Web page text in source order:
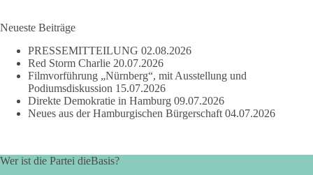
Neueste Beiträge
PRESSEMITTEILUNG 02.08.2026
Red Storm Charlie 20.07.2026
Filmvorführung „Nürnberg“, mit Ausstellung und
Podiumsdiskussion 15.07.2026
Direkte Demokratie in Hamburg 09.07.2026
Neues aus der Hamburgischen Bürgerschaft 04.07.2026
Wer ist die Partei dieBasis?